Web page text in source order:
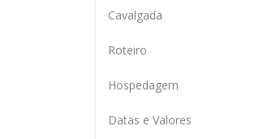
Cavalgada
Roteiro
Hospedagem
Datas e Valores